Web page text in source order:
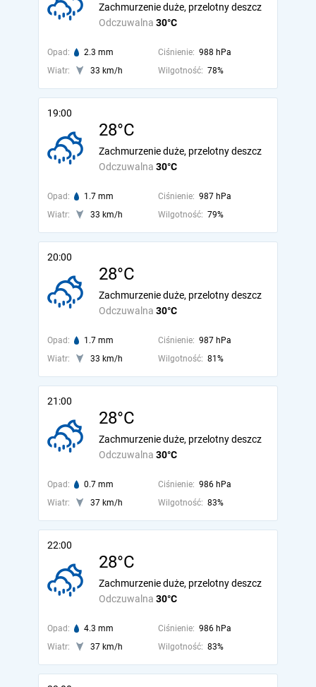
Odczuwalna 30°C
Zachmurzenie duże, przelotny deszcz
Opad: 2.3 mm Ciśnienie: 988 hPa
Wiatr:
33 km/h Wilgotność: 78%
19:00
28°C
Odczuwalna 30°C
Zachmurzenie duże, przelotny deszcz
Opad: 1.7 mm Ciśnienie: 987 hPa
Wiatr:
33 km/h Wilgotność: 79%
20:00
28°C
Odczuwalna 30°C
Zachmurzenie duże, przelotny deszcz
Opad: 1.7 mm Ciśnienie: 987 hPa
Wiatr:
33 km/h Wilgotność: 81%
21:00
28°C
Odczuwalna 30°C
Zachmurzenie duże, przelotny deszcz
Opad: 0.7 mm Ciśnienie: 986 hPa
Wiatr:
37 km/h Wilgotność: 83%
22:00
28°C
Odczuwalna 30°C
Zachmurzenie duże, przelotny deszcz
Opad: 4.3 mm Ciśnienie: 986 hPa
Wiatr:
37 km/h Wilgotność: 83%